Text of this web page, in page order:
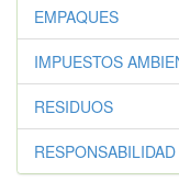
EMPAQUES
IMPUESTOS
RESIDUOS